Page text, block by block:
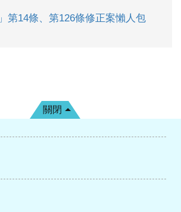
第14條、第126條修正案懶人包
關閉